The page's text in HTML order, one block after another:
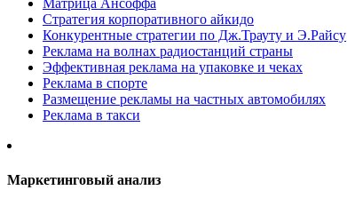
Матрица Ансоффа
Стратегия корпоративного айкидо
Конкурентные стратегии по Дж.Трауту и Э.Райсу
Реклама на волнах радиостанций страны
Эффективная реклама на упаковке и чеках
Реклама в спорте
Размещение рекламы на частных автомобилях
Реклама в такси
Маркетинговый анализ